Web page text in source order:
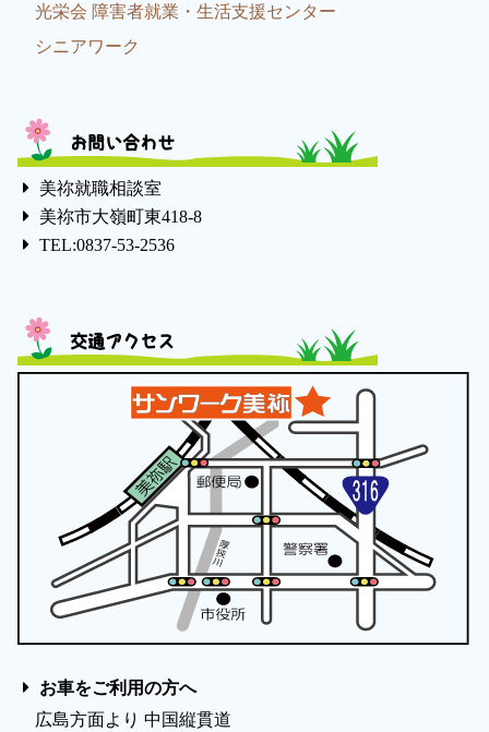
光栄会 障害者就業・生活支援センター
シニアワーク
お問い合わせ
美祢就職相談室
美祢市大嶺町東418-8
TEL:0837-53-2536
交通アクセス
お車をご利用の方へ
広島方面より 中国縦貫道